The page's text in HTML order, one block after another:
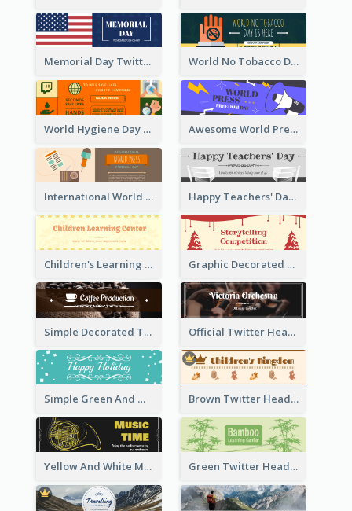
Memorial Day Twitter Header With Flag World No Tobacco Day Twitter Header
World Hygiene Day Promotion Twitter Header Awesome World Press Freedom Day Twitter Header
International World Press Freedom Day Twitter Header Happy Teachers' Day Twitter Header With Decorations Of Books
Children's Learning Center Twitter Header In Orange Colour Tone Graphic Decorated Twitter Header About Storytelling Competition
Simple Decorated Twitter Header About Coffee Official Twitter Header Of Orchestra
Simple Green And White Twitter Header With Theme Of Holiday Brown Twitter Header Created For Toy Store
Yellow And White Music Instrument Twitter Header About Orchestra Performance Green Twitter Header With Bamboo Decoration